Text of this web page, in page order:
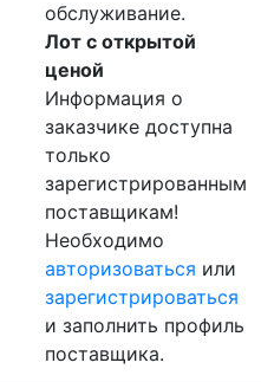
обслуживание.
Лот с открытой
ценой
Информация о
заказчике доступна
только
зарегистрированным
поставщикам!
Необходимо
авторизоваться или
зарегистрироваться
и заполнить профиль
поставщика.